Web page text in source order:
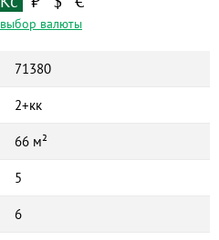
выбор валюты
71380
2+кк
66 м²
5
6